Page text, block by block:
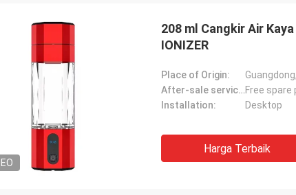
208 ml Cangkir Air
IONIZER
Place of Origin:
After-sale service provided:Free
Installation:
Desktop
Harga Terbaik